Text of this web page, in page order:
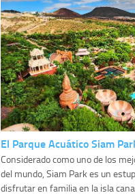
El Parque Acuático Siam
Considerado como uno de los
del mundo, Siam Park es un
disfrutar en familia en la isla